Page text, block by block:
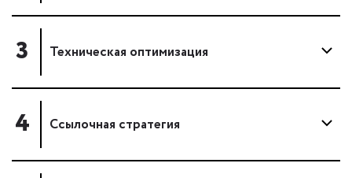
3 Техническая оптимизация
4 Ссылочная стратегия